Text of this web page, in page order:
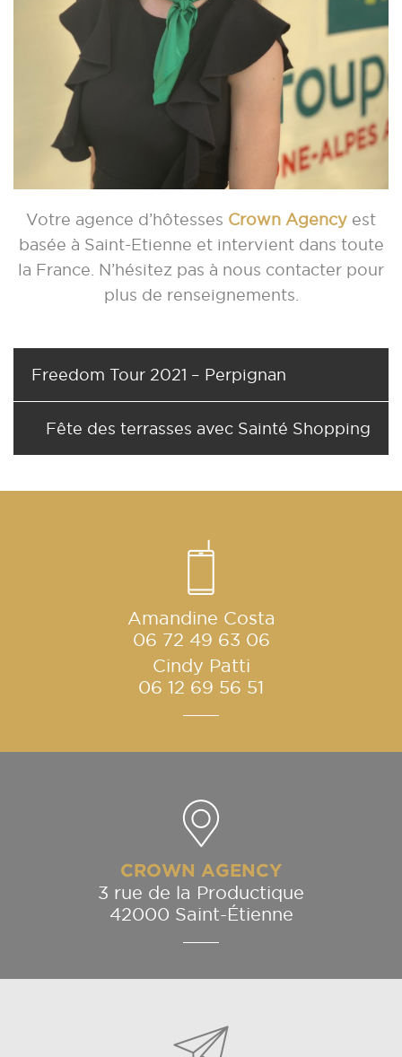
Votre agence d’hôtesses Crown Agency est
basée à Saint-Etienne et intervient dans toute
la France. N’hésitez pas à nous contacter pour
plus de renseignements.
Freedom Tour 2021 – Perpignan
Fête des terrasses avec Sainté Shopping
Amandine Costa
06 72 49 63 06
Cindy Patti
06 12 69 56 51
CROWN AGENCY
3 rue de la Productique
42000 Saint-Étienne